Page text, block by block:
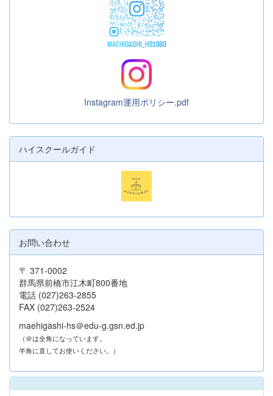
Instagram運用ポリシー.pdf
ハイスクールガイド
お問い合わせ
〒 371-0002
群馬県前橋市江木町800番地
電話 (027)263-2855
FAX (027)263-2524
maehigashi-hs＠edu-g.gsn.ed.jp
（＠は全角になっています。
半角に直してお使いください。）